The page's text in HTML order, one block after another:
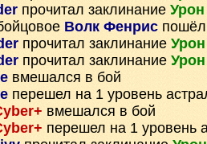
прочитал заклинание
Волк Фенрис пошёл
прочитал заклинание
прочитал заклинание
вмешался в бой
перешел на 1 уровень
вмешался в бой
перешел на 1 уровень